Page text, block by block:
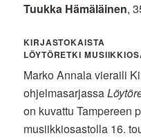
Tuukka Hämäläinen,
KIRJASTOKAISTA
LÖYTÖRETKI
Marko Annala vieraili
ohjelmasarjassa
on kuvattu Tampereen
musiikkiosastolla 16.